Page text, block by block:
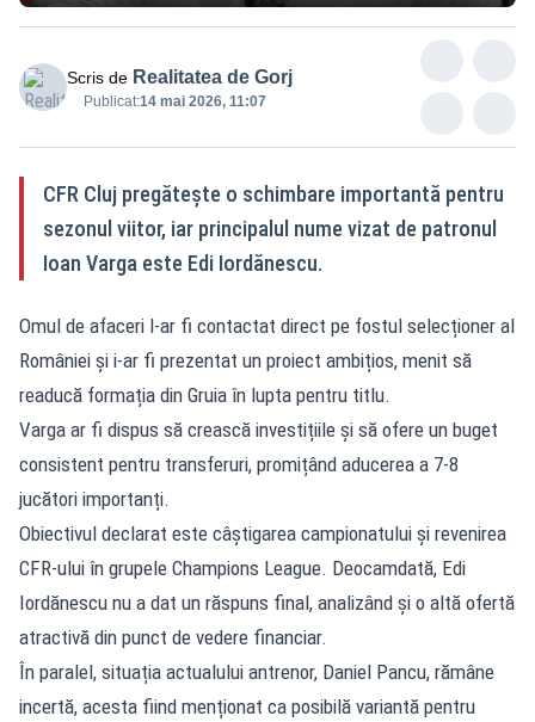
Scris de Realitatea de Gorj
Publicat:14 mai 2026, 11:07
CFR Cluj pregătește o schimbare importantă pentru
sezonul viitor, iar principalul nume vizat de patronul
Ioan Varga este Edi Iordănescu.
Omul de afaceri l-ar fi contactat direct pe fostul selecționer al
României și i-ar fi prezentat un proiect ambițios, menit să
readucă formația din Gruia în lupta pentru titlu.
Varga ar fi dispus să crească investițiile și să ofere un buget
consistent pentru transferuri, promițând aducerea a 7-8
jucători importanți.
Obiectivul declarat este câștigarea campionatului și revenirea
CFR-ului în grupele Champions League. Deocamdată, Edi
Iordănescu nu a dat un răspuns final, analizând și o altă ofertă
atractivă din punct de vedere financiar.
În paralel, situația actualului antrenor, Daniel Pancu, rămâne
incertă, acesta fiind menționat ca posibilă variantă pentru